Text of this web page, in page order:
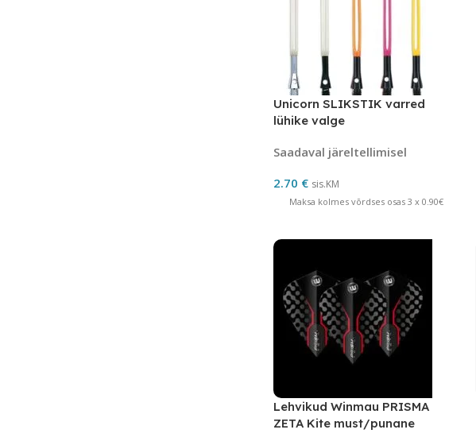
Unicorn SLIKSTIK varred
lühike valge
Saadaval järeltellimisel
2.70 € sis.KM
Maksa kolmes võrdses osas 3 x 0.90€
Lehvikud Winmau PRISMA
ZETA Kite must/punane